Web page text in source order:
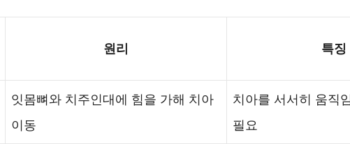
원리 특징
잇몸뼈와 치주인대에 힘을 가해 치아
이동
치아를 서서히 움직
필요